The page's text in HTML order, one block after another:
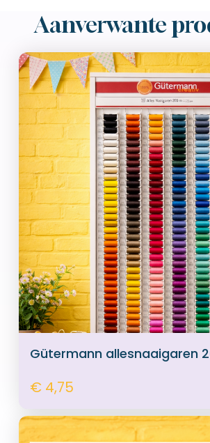
Aanverwante
Gütermann allesnaaigaren
€ 4,75